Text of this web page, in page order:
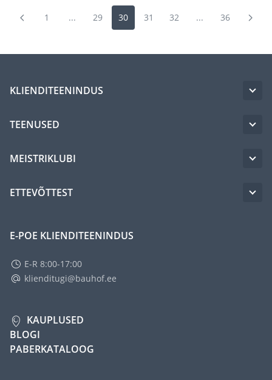
1 ... 29 30 31 32 ... 36
KLIENDITEENINDUS
TEENUSED
MEISTRIKLUBI
ETTEVÕTTEST
E-POE KLIENDITEENINDUS
E-R 8:00-17:00
klienditugi@bauhof.ee
KAUPLUSED
BLOGI
PABERKATALOOG